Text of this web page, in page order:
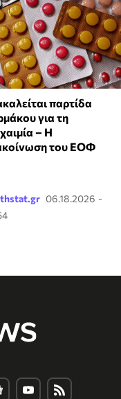
παρτίδα
για τη
– Η
του ΕΟΦ
06.18.2026 -